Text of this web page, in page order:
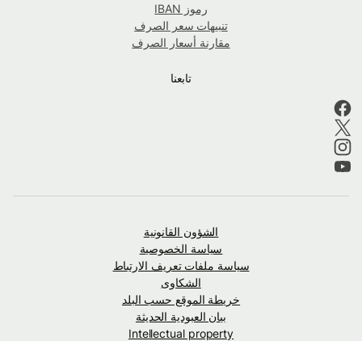
رموز IBAN
تنبيهات سعر الصرف
مقارنة أسعار الصرف
تابعنا
الشؤون القانونية
سياسة الخصوصية
سياسة ملفات تعريف الارتباط
الشكاوى
خريطة الموقع حسب البلد
بيان العبودية الحديثة
Intellectual property